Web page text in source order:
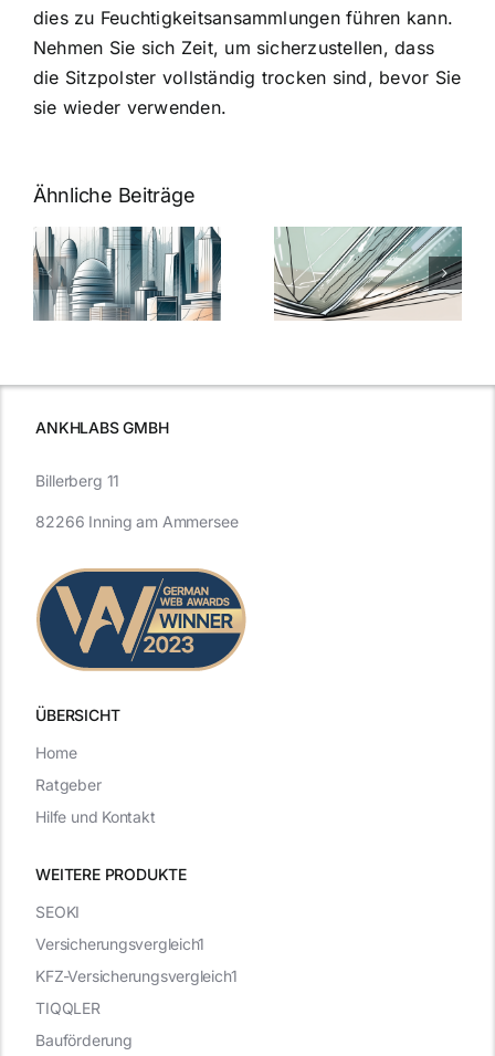
dies zu Feuchtigkeitsansammlungen führen kann.
Nehmen Sie sich Zeit, um sicherzustellen, dass
die Sitzpolster vollständig trocken sind, bevor Sie
sie wieder verwenden.
Ähnliche Beiträge
5 Gründe,
warum
Nanoversiegelung
auf Glas
7
Expertentipps
für maximale
ANKHLABS GMBH
ÜBERSICHT
WEITERE PRODUKTE
Billerberg 11
82266 Inning am Ammersee
SEOKI
Versicherungsvergleich1
KFZ-Versicherungsvergleich1
TIQQLER
Bauförderung
Home
Ratgeber
Hilfe und Kontakt